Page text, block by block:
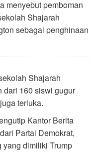
menyebut pemboman
Shajarah
sebagai penghinaan
Shajarah
dari 160 siswi gugur
terluka.
Kantor Berita
Partai Demokrat,
dimiliki Trump